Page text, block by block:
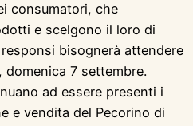
consumatori, che
e scelgono il loro di
bisognerà attendere
7 settembre.
ad essere presenti i
e vendita del Pecorino di